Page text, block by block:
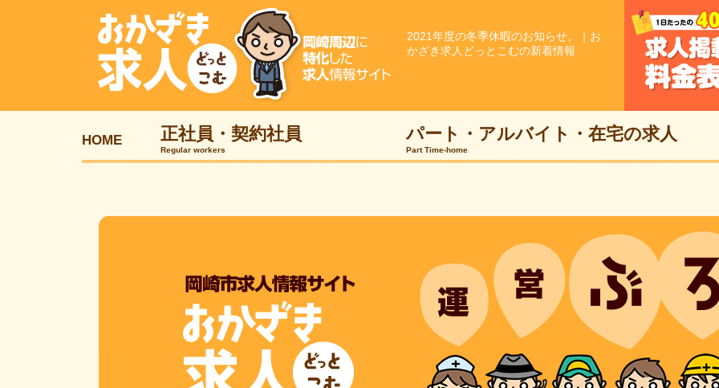
2021年度の冬季休暇のお知らせ。｜お
かざき求人どっとこむの新着情報
HOME 正社員・契約社員
Regular workers
パート・アルバイト・在宅の求人
Part Time-home